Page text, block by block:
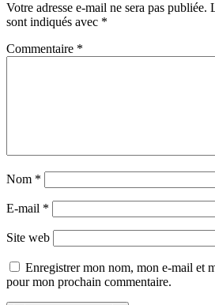
Votre adresse e-mail ne sera pas publiée.
sont indiqués avec *
Commentaire *
Nom *
E-mail *
Site web
Enregistrer mon nom, mon e-mail et
pour mon prochain commentaire.